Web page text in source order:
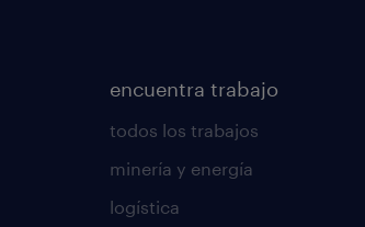
encuentra trabajo
todos los trabajos
minería y energía
logística